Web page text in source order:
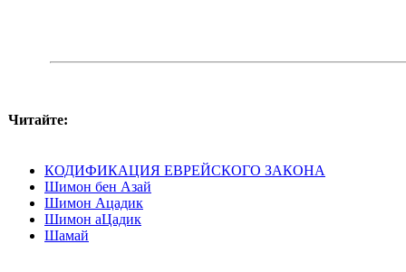
Читайте:
КОДИФИКАЦИЯ ЕВРЕЙСКОГО ЗАКОНА
Шимон бен Азай
Шимон Ацадик
Шимон аЦадик
Шамай